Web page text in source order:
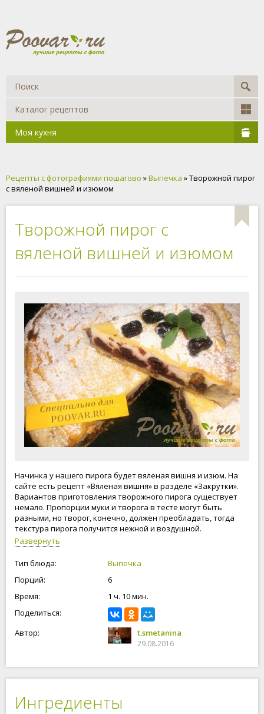
Каталог рецептов
Моя кухня
Рецепты с фотографиями пошагово »Выпечка » Творожной пирог
с вяленой вишней и изюмом
Творожной пирог с
вяленой вишней и изюмом
Начинка у нашего пирога будет вяленая вишня и изюм. На
сайте есть рецепт «Вяленая вишня» в разделе «Закрутки».
Вариантов приготовления творожного пирога существует
немало. Пропорции муки и творога в тесте могут быть
разными, но творог, конечно, должен преобладать, тогда
текстура пирога получится нежной и воздушной.
Развернуть
Тип блюда:
Выпечка
Порций:
6
Время:
1 ч. 10 мин.
Поделиться:
Автор:
t.smetanina
29.08.2016
Ингредиенты